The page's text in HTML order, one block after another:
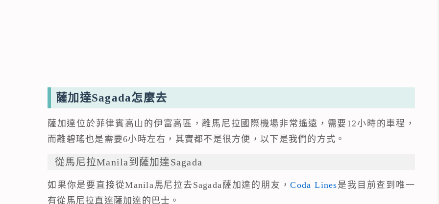
薩加達Sagada怎麼去
薩加達位於菲律賓高山的伊富高區，離馬尼拉國際機場非常遙遠，需要12小時的車程，
而離碧瑤也是需要6小時左右，其實都不是很方便，以下是我們的方式。
從馬尼拉Manila到薩加達Sagada
如果你是要直接從Manila馬尼拉去Sagada薩加達的朋友，Coda Lines是我目前查到唯一
有從馬尼拉直達薩加達的巴士。